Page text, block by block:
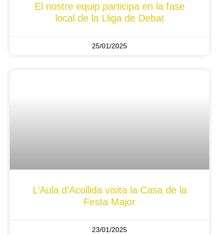
El nostre equip participa en la fase
local de la Lliga de Debat
25/01/2025
L’Aula d’Acollida visita la Casa de la
Festa Major
23/01/2025